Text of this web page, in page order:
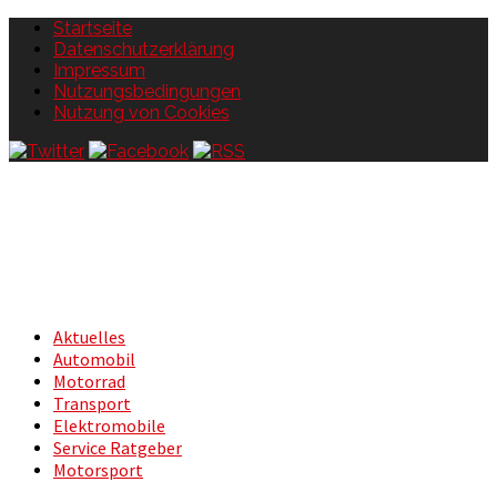
Startseite
Datenschutzerklärung
Impressum
Nutzungsbedingungen
Nutzung von Cookies
Aktuelles
Automobil
Motorrad
Transport
Elektromobile
Service Ratgeber
Motorsport